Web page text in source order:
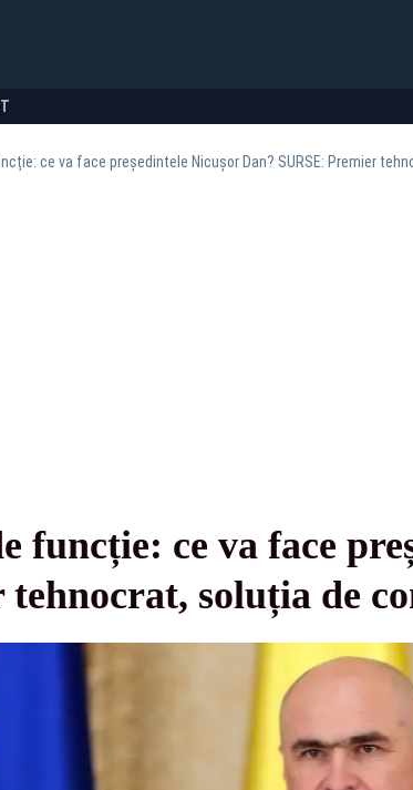
ce va face președintele Nicușor Dan? SURSE: Premier
funcție: ce va face
soluția de